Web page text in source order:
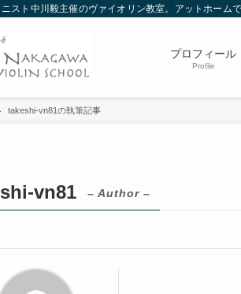
スト中川毅主催のヴァイオリン教室。アットホーム
プロフィール
Profile
takeshi-vn81の執筆記事
vn81 – Author –